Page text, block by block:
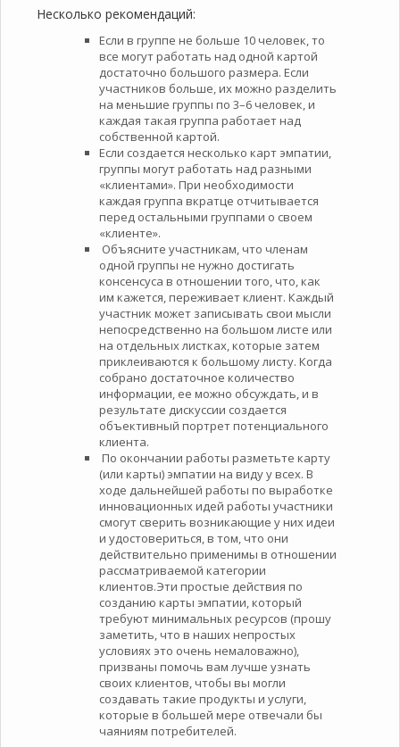
Несколько рекомендаций:
Если в группе не больше 10 человек, то
все могут работать над одной картой
достаточно большого размера. Если
участников больше, их можно разделить
на меньшие группы по 3–6 человек, и
каждая такая группа работает над
собственной картой.
Если создается несколько карт эмпатии,
группы могут работать над разными
«клиентами». При необходимости
каждая группа вкратце отчитывается
перед остальными группами о своем
«клиенте».
Объясните участникам, что членам
одной группы не нужно достигать
консенсуса в отношении того, что, как
им кажется, переживает клиент. Каждый
участник может записывать свои мысли
непосредственно на большом листе или
на отдельных листках, которые затем
приклеиваются к большому листу. Когда
собрано достаточное количество
информации, ее можно обсуждать, и в
результате дискуссии создается
объективный портрет потенциального
клиента.
По окончании работы разметьте карту
(или карты) эмпатии на виду у всех. В
ходе дальнейшей работы по выработке
инновационных идей работы участники
смогут сверить возникающие у них идеи
и удостовериться, в том, что они
действительно применимы в отношении
рассматриваемой категории
клиентов.Эти простые действия по
созданию карты эмпатии, который
требуют минимальных ресурсов (прошу
заметить, что в наших непростых
условиях это очень немаловажно),
призваны помочь вам лучше узнать
своих клиентов, чтобы вы могли
создавать такие продукты и услуги,
которые в большей мере отвечали бы
чаяниям потребителей.